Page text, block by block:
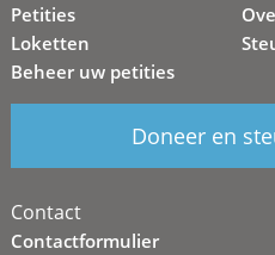
Petities
Loketten
Beheer uw petities
Doneer en
Contact
Contactformulier